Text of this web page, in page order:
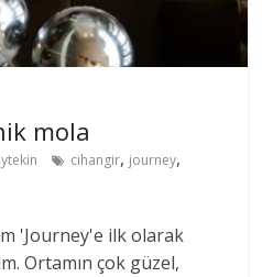
mola
cihangir, journey,
'Journey'e ilk olarak
Ortamın çok güzel,